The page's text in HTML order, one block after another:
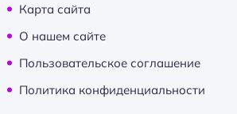
Карта сайта
О нашем сайте
Пользовательское соглашение
Политика конфиденциальности